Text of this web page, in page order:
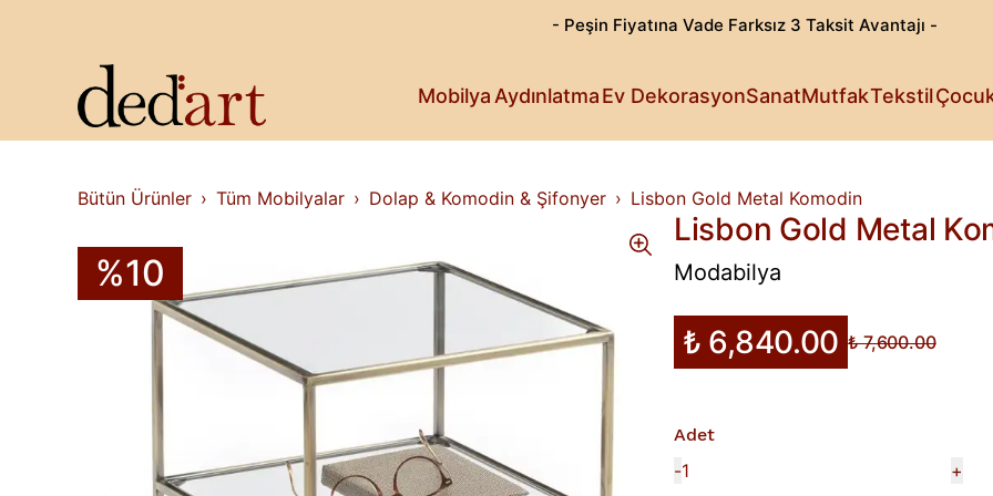
- Peşin Fiyatına Vade Farksız 3 Taksit Avantajı -
Mobilya
Kitaplık & Raf
Televizyon Ünitesi
Aydınlatma Işıldayan
Ev Dekorasyon Detaylı
Sanat Sanattan
Mutfak Estetik
Tekstil
Rahat
Küçüklerin
Patili
Fark
Bütün Ürünler Tüm Mobilyalar Dolap & Komodin & Şifonyer Lisbon Gold Metal Komodin
%10
Lisbon Gold Metal
Modabilya
₺ 6,840.00 ₺ 7,600.00
Adet
- +